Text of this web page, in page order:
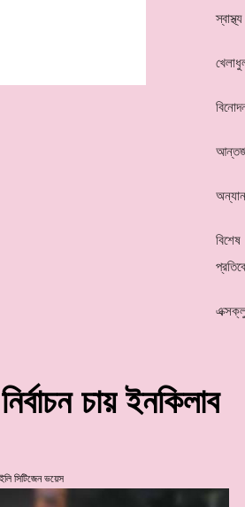
স্বাস্থ্য
বিশেষ
চায় ইনকিলাব
সিটিজেন ভয়েস